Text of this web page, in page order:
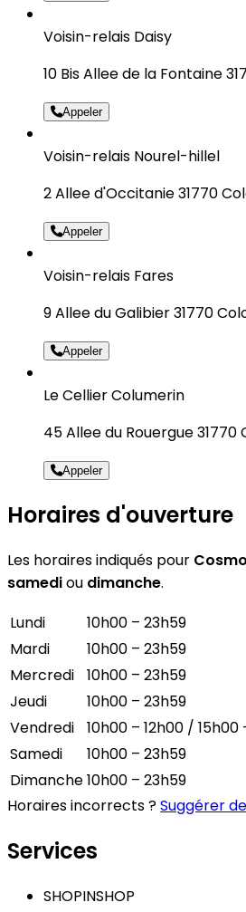
Voisin-relais Daisy
10 Bis Allee de la Fontaine
Appeler
Voisin-relais Nourel-hillel
2 Allee d'Occitanie 31770
Appeler
Voisin-relais Fares
9 Allee du Galibier 31770
Appeler
Le Cellier Columerin
45 Allee du Rouergue 31770
Appeler
Horaires d'ouverture
Les horaires indiqués pour
samediou dimanche.
Lundi
10h00 – 23h59
Mardi
10h00 – 23h59
Mercredi
10h00 – 23h59
Jeudi
10h00 – 23h59
Vendredi
10h00 – 12h00 / 15h00
Samedi
10h00 – 23h59
Dimanche10h00 – 23h59
Horaires incorrects ?Suggérer
Services
SHOPINSHOP